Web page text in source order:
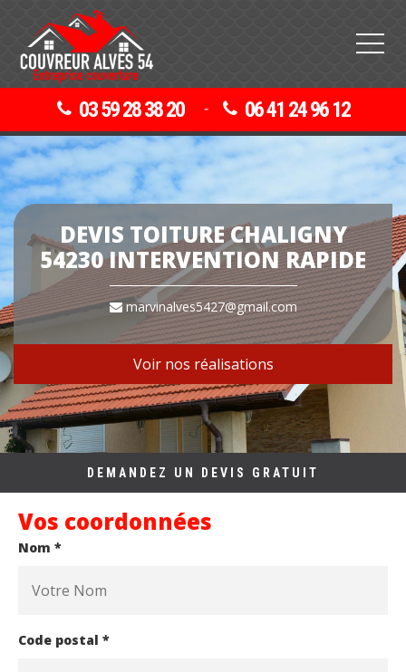
03 59 28 38 20 - 06 41 24 96 12
DEVIS TOITURE CHALIGNY
54230 INTERVENTION RAPIDE
marvinalves5427@gmail.com
Voir nos réalisations
DEMANDEZ UN DEVIS GRATUIT
Vos coordonnées
Nom *
Code postal *